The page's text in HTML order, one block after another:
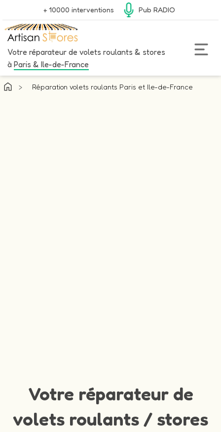
+ 10000 interventions Pub RADIO
Votre réparateur de volets roulants & stores
à Paris & Ile-de-France
> Réparation volets roulants Paris et Ile-de-France
Votre réparateur de
volets roulants / stores